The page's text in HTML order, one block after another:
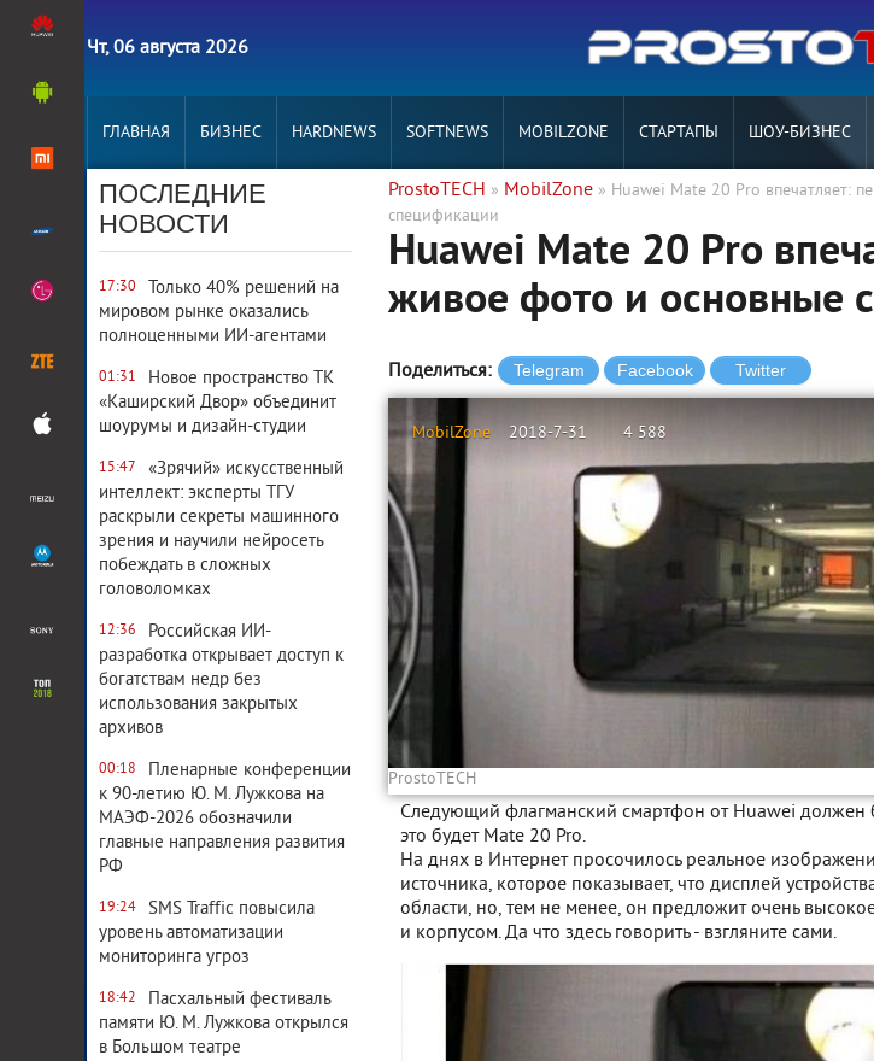
Чт, 06 августа 2026
ГЛАВНАЯ БИЗНЕС HARDNEWS SOFTNEWS MOBILZONE СТАРТАПЫ ШОУ-БИЗНЕС
ПОСЛЕДНИЕ
НОВОСТИ
17:30
Только 40% решений на
мировом рынке оказались
полноценными ИИ-агентами
01:31
Новое пространство ТК
«Каширский Двор» объединит
шоурумы и дизайн-студии
15:47
«Зрячий» искусственный
интеллект: эксперты ТГУ
раскрыли секреты машинного
зрения и научили нейросеть
побеждать в сложных
головоломках
12:36
Российская ИИ-
разработка открывает доступ к
богатствам недр без
использования закрытых
архивов
00:18
Пленарные конференции
к 90-летию Ю. М. Лужкова на
МАЭФ-2026 обозначили
главные направления развития
РФ
19:24
SMS Traffic повысила
уровень автоматизации
мониторинга угроз
18:42
Пасхальный фестиваль
памяти Ю. М. Лужкова открылся
в Большом театре
ProstoTECH » MobilZone » Huawei Mate 20 Pro впечатляет:
спецификации
Huawei Mate 20 Pro
живое фото и основные
Поделиться:
MobilZone 2018-7-31 4 588
ProstoTECH
Следующий флагманский смартфон от Huawei должен
это будет Mate 20 Pro.
На днях в Интернет просочилось реальное
источника, которое показывает, что дисплей
области, но, тем не менее, он предложит очень
и корпусом. Да что здесь говорить - взгляните сами.